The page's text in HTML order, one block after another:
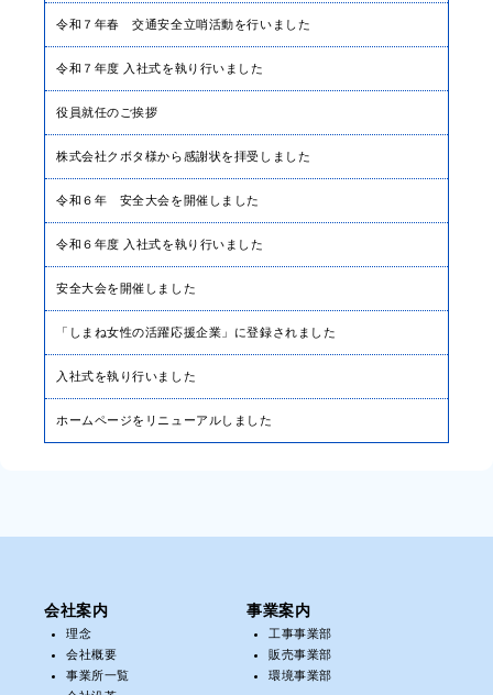
令和７年春 交通安全立哨活動を行いました
令和７年度 入社式を執り行いました
役員就任のご挨拶
株式会社クボタ様から感謝状を拝受しました
令和６年 安全大会を開催しました
令和６年度 入社式を執り行いました
安全大会を開催しました
「しまね女性の活躍応援企業」に登録されました
入社式を執り行いました
ホームページをリニューアルしました
会社案内
理念
会社概要
事業所一覧
事業案内
工事事業部
販売事業部
環境事業部